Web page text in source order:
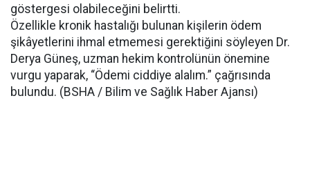
göstergesi olabileceğini belirtti.
Özellikle kronik hastalığı bulunan kişilerin ödem
şikâyetlerini ihmal etmemesi gerektiğini söyleyen Dr.
Derya Güneş, uzman hekim kontrolünün önemine
vurgu yaparak, “Ödemi ciddiye alalım.” çağrısında
bulundu. (BSHA / Bilim ve Sağlık Haber Ajansı)